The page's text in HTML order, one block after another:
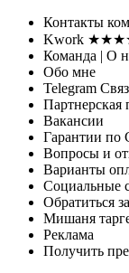
Контакты
Kwork
Команда | О
Обо мне
Telegram
Партнерская
Вакансии
Гарантии по
Вопросы и
Варианты
Социальные
Обратиться
Мишаня
Реклама
Получить